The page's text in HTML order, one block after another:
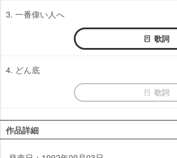
3. 一番偉い人へ
歌詞
4. どん底
歌詞
作品詳細